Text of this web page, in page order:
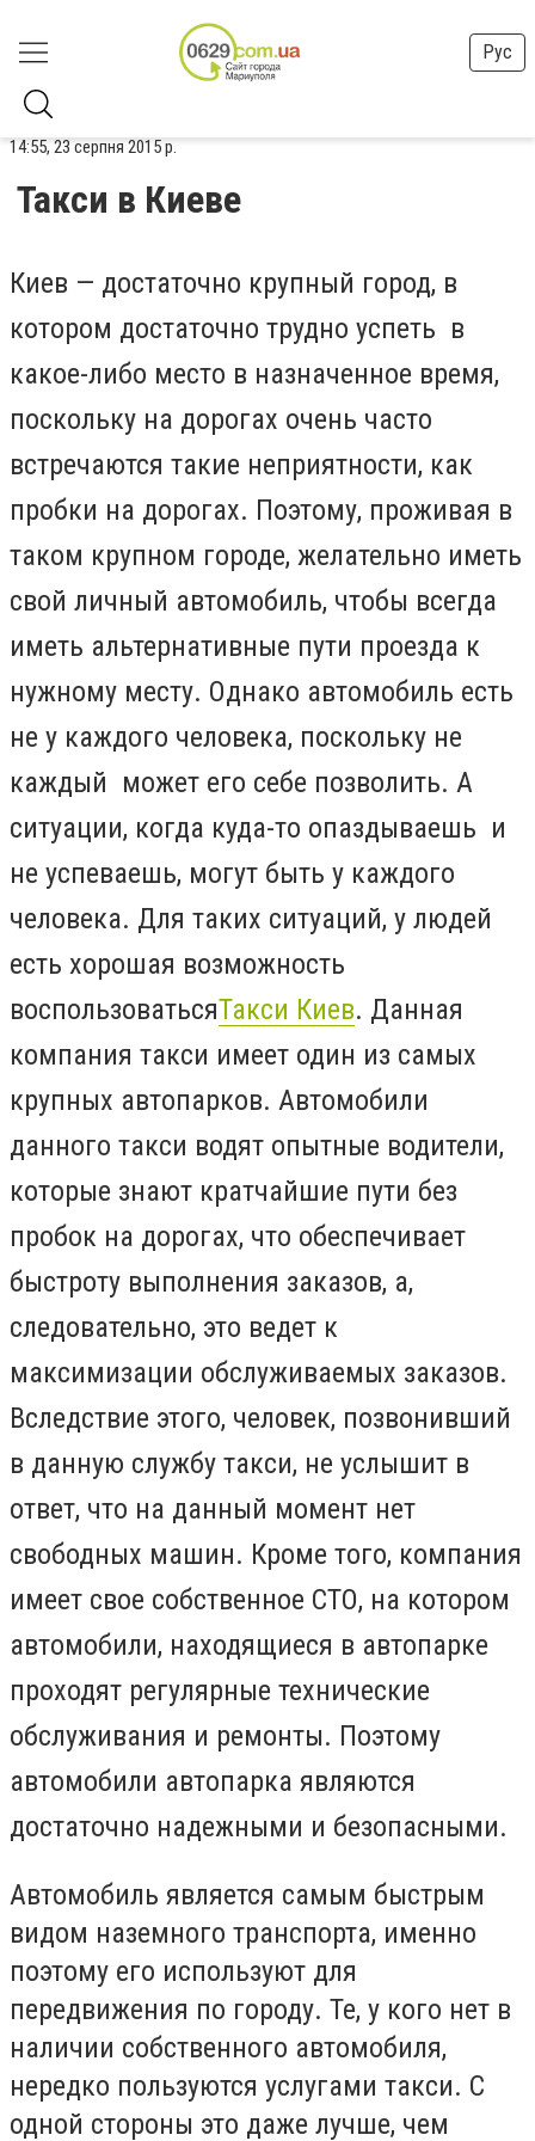
Рус
14:55, 23 серпня 2015 р.
Такси в Киеве
Киев — достаточно крупный город, в
котором достаточно трудно успеть в
какое-либо место в назначенное время,
поскольку на дорогах очень часто
встречаются такие неприятности, как
пробки на дорогах. Поэтому, проживая в
таком крупном городе, желательно иметь
свой личный автомобиль, чтобы всегда
иметь альтернативные пути проезда к
нужному месту. Однако автомобиль есть
не у каждого человека, поскольку не
каждый может его себе позволить. А
ситуации, когда куда-то опаздываешь и
не успеваешь, могут быть у каждого
человека. Для таких ситуаций, у людей
есть хорошая возможность
воспользоватьсяТакси Киев. Данная
компания такси имеет один из самых
крупных автопарков. Автомобили
данного такси водят опытные водители,
которые знают кратчайшие пути без
пробок на дорогах, что обеспечивает
быстроту выполнения заказов, а,
следовательно, это ведет к
максимизации обслуживаемых заказов.
Вследствие этого, человек, позвонивший
в данную службу такси, не услышит в
ответ, что на данный момент нет
свободных машин. Кроме того, компания
имеет свое собственное СТО, на котором
автомобили, находящиеся в автопарке
проходят регулярные технические
обслуживания и ремонты. Поэтому
автомобили автопарка являются
достаточно надежными и безопасными.
Автомобиль является самым быстрым
видом наземного транспорта, именно
поэтому его используют для
передвижения по городу. Те, у кого нет в
наличии собственного автомобиля,
нередко пользуются услугами такси. С
одной стороны это даже лучше, чем